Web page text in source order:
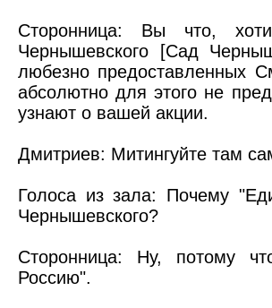
Сторонница: Вы что,
Чернышевского [Сад
любезно предоставленных
абсолютно для этого не
узнают о вашей акции.
Дмитриев: Митингуйте там
Голоса из зала: Почему
Чернышевского?
Сторонница: Ну, потому
Россию".